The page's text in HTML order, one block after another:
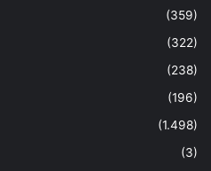
(359)
(322)
(238)
(196)
(1.498)
(3)